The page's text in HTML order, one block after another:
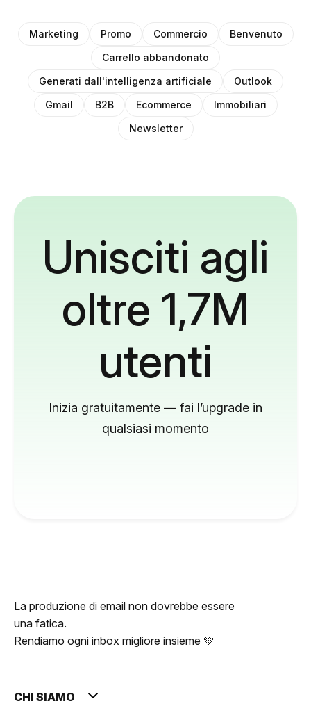
Marketing Promo Commercio
Benvenuto
Carrello abbandonato
Generati dall'intelligenza artificiale
Outlook
Gmail
B2B Ecommerce
Immobiliari
Newsletter
Unisciti agli
oltre 1,7M
utenti
Inizia gratuitamente — fai l’upgrade in
qualsiasi momento
La produzione di email non dovrebbe essere
una fatica.
Rendiamo ogni inbox migliore insieme 💚
CHI SIAMO